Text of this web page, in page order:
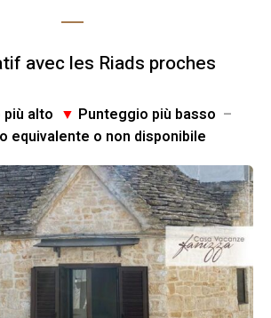
avec les Riads proches
alto ▼ Punteggio più basso –
equivalente o non disponibile